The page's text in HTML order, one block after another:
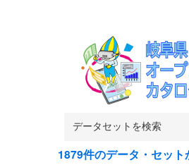
1879件のデータ・セッ